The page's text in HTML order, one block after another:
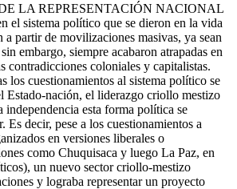
LA REPRESENTACIÓN NACIONAL
el sistema político que se dieron en la vida
a partir de movilizaciones masivas, ya sean
embargo, siempre acabaron atrapadas en
contradicciones coloniales y capitalistas.
los cuestionamientos al sistema político se
Estado-nación, el liderazgo criollo mestizo
independencia esta forma política se
Es decir, pese a los cuestionamientos a
en versiones liberales o
como Chuquisaca y luego La Paz, en
un nuevo sector criollo-mestizo
y lograba representar un proyecto